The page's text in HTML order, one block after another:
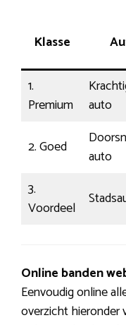
Klasse
1.
Premium
auto
2. Goed
auto
3.
Voordeel
Online banden
Eenvoudig online
overzicht hieronder